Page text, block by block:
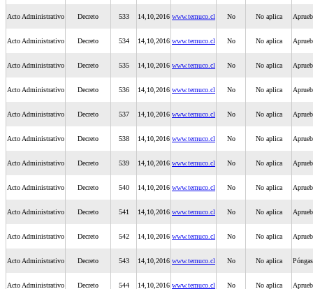
Acto Administrativo Decreto 533 14,10,2016 www.temuco.cl No No aplica
Acto Administrativo Decreto 534 14,10,2016 www.temuco.cl No No aplica
Acto Administrativo Decreto 535 14,10,2016 www.temuco.cl No No aplica
Acto Administrativo Decreto 536 14,10,2016 www.temuco.cl No No aplica
Acto Administrativo Decreto 537 14,10,2016 www.temuco.cl No No aplica
Acto Administrativo Decreto 538 14,10,2016 www.temuco.cl No No aplica
Acto Administrativo Decreto 539 14,10,2016 www.temuco.cl No No aplica
Acto Administrativo Decreto 540 14,10,2016 www.temuco.cl No No aplica
Acto Administrativo Decreto 541 14,10,2016 www.temuco.cl No No aplica
Acto Administrativo Decreto 542 14,10,2016 www.temuco.cl No No aplica
Acto Administrativo Decreto 543 14,10,2016 www.temuco.cl No No aplica
Acto Administrativo Decreto 544 14,10,2016 www.temuco.cl No No aplica